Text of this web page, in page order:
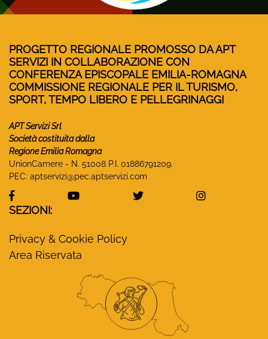
PROGETTO REGIONALE PROMOSSO DA APT
SERVIZI IN COLLABORAZIONE CON
CONFERENZA EPISCOPALE EMILIA-ROMAGNA
COMMISSIONE REGIONALE PER IL TURISMO,
SPORT, TEMPO LIBERO E PELLEGRINAGGI
APT Servizi Srl
Società costituita dalla
Regione Emilia Romagna
UnionCamere - N. 51008 P.I. 01886791209.
PEC: aptservizi@pec.aptservizi.com
visita la pagina Facebook di Monasteri Emilia-
visita la pagina YouTube di
visita la pagina Twitter
visita la
SEZIONI:
Privacy & Cookie Policy
Area Riservata